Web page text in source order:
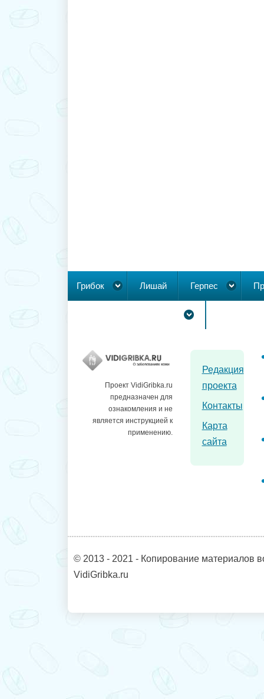
Грибок Лишай Герпес
Проект VidiGribka.ru
предназначен для
ознакомления и не
является инструкцией к
применению.
Редакция
проекта
Контакты
Карта
сайта
© 2013 - 2021 - Копирование материалов
VidiGribka.ru